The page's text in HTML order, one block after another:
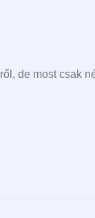
de most csak